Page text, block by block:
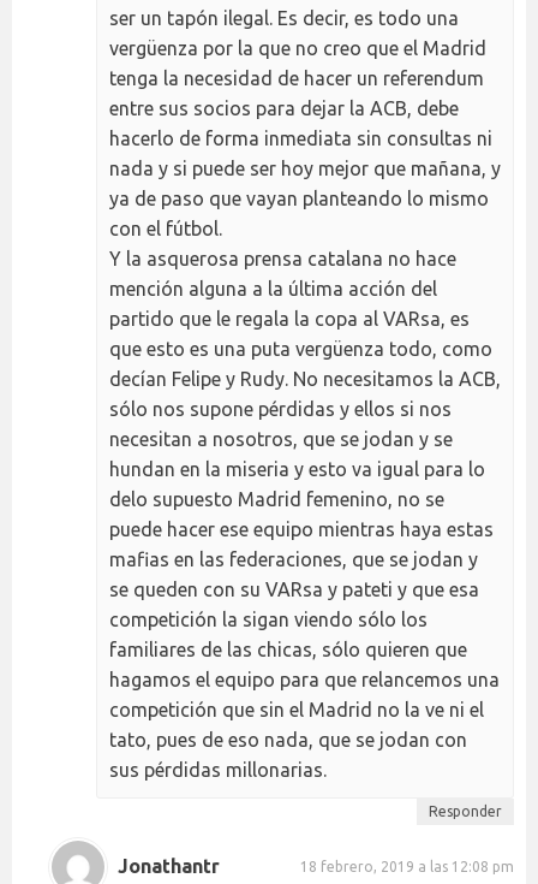
ser un tapón ilegal. Es decir, es todo una
vergüenza por la que no creo que el Madrid
tenga la necesidad de hacer un referendum
entre sus socios para dejar la ACB, debe
hacerlo de forma inmediata sin consultas ni
nada y si puede ser hoy mejor que mañana, y
ya de paso que vayan planteando lo mismo
con el fútbol.
Y la asquerosa prensa catalana no hace
mención alguna a la última acción del
partido que le regala la copa al VARsa, es
que esto es una puta vergüenza todo, como
decían Felipe y Rudy. No necesitamos la ACB,
sólo nos supone pérdidas y ellos si nos
necesitan a nosotros, que se jodan y se
hundan en la miseria y esto va igual para lo
delo supuesto Madrid femenino, no se
puede hacer ese equipo mientras haya estas
mafias en las federaciones, que se jodan y
se queden con su VARsa y pateti y que esa
competición la sigan viendo sólo los
familiares de las chicas, sólo quieren que
hagamos el equipo para que relancemos una
competición que sin el Madrid no la ve ni el
tato, pues de eso nada, que se jodan con
sus pérdidas millonarias.
Responder
Jonathantr 18 febrero, 2019 a las 12:08 pm